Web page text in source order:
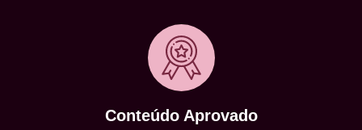
Conteúdo Aprovado